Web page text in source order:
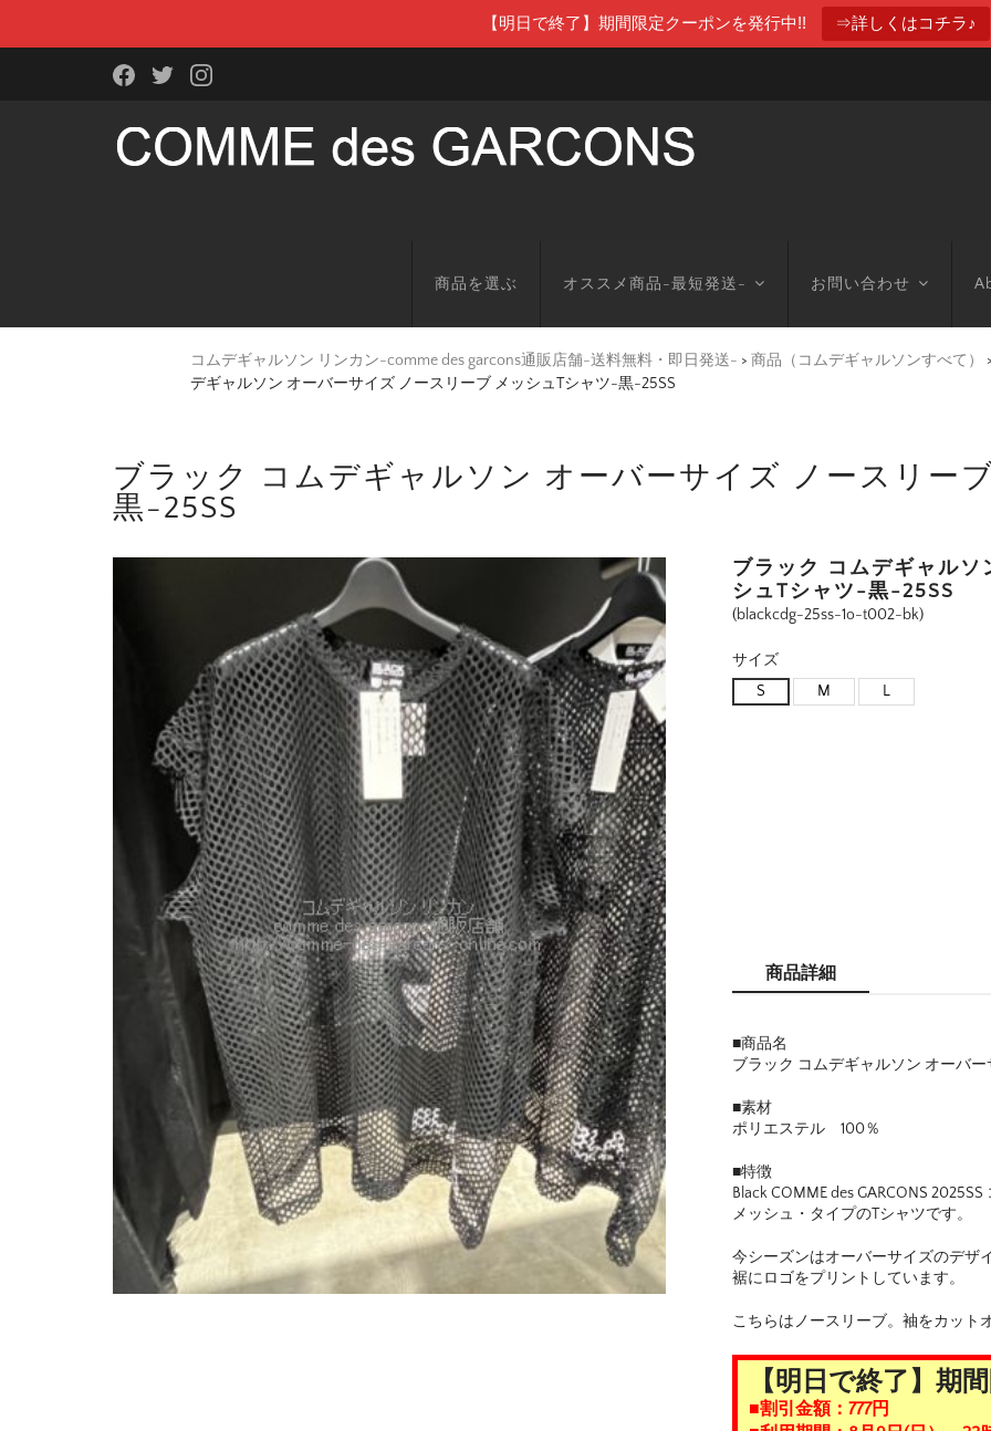
【明日で終了】期間限定クーポンを発行中!! ⇒詳しくはコチラ♪
商品を選ぶ オススメ商品-最短発送- お問い合わせ
コムデギャルソン リンカン-comme des garcons通販店舗-送料無料・即日発送- > 商品（コムデギャルソンすべて） >
デギャルソン オーバーサイズ ノースリーブ メッシュTシャツ-黒-25SS
ブラック コムデギャルソン オーバーサイズ ノースリー
黒-25SS
ブラック コムデギャルソ
シュTシャツ-黒-25SS
(blackcdg-25ss-1o-t002-bk)
サイズ
S
M L
商品詳細
■商品名
ブラック コムデギャルソン オーバ
■素材
ポリエステル 100％
■特徴
Black COMME des GARCONS 2025SS
メッシュ・タイプのTシャツです。
今シーズンはオーバーサイズのデザイ
裾にロゴをプリントしています。
こちらはノースリーブ。袖をカット
【明日で終了】期
■割引金額：777円